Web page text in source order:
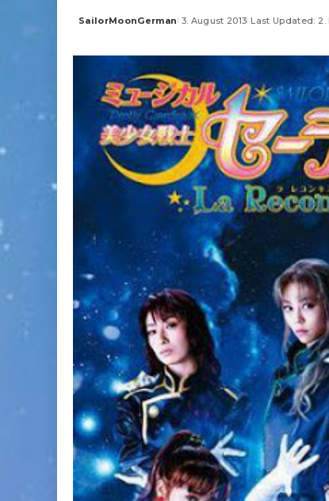
Posted
SailorMoonGerman 3. August 2013 Last Updated: 2.